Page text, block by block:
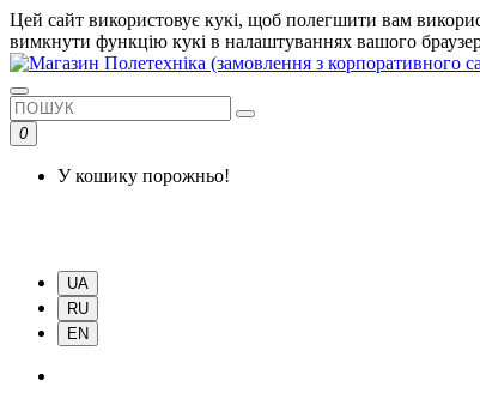
Цей сайт використовує кукі, щоб полегшити вам
вимкнути функцію кукі в налаштуваннях вашого
0
У кошику порожньо!
UA
RU
EN